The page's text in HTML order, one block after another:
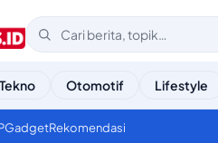
Tekno Otomotif Lifestyle
GadgetRekomendasi